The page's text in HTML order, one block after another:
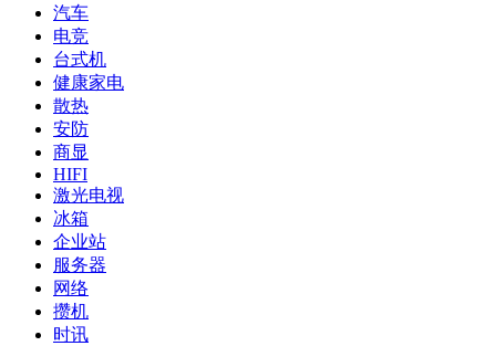
汽车
电竞
台式机
健康家电
散热
安防
商显
HIFI
激光电视
冰箱
企业站
服务器
网络
攒机
时讯